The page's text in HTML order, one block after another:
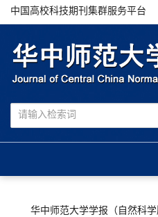
中国高校科技期刊集群服务平台
华中师范大学学报（自然科学